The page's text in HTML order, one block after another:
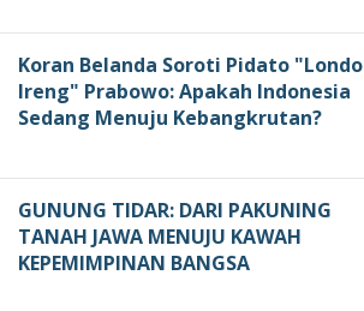
Koran Belanda Soroti Pidato "Londo
Ireng" Prabowo: Apakah Indonesia
Sedang Menuju Kebangkrutan?
GUNUNG TIDAR: DARI PAKUNING
TANAH JAWA MENUJU KAWAH
KEPEMIMPINAN BANGSA